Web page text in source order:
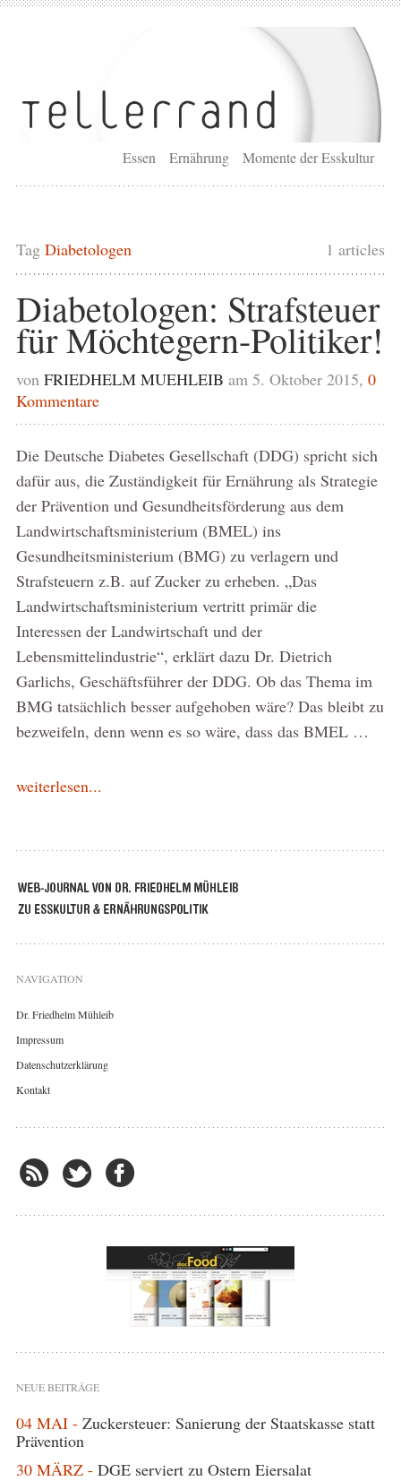
Essen Ernährung Momente der Esskultur
1 articles
Tag Diabetologen
Diabetologen: Strafsteuer
für Möchtegern-Politiker!
von FRIEDHELM MUEHLEIB am 5. Oktober 2015, 0
Kommentare
Die Deutsche Diabetes Gesellschaft (DDG) spricht sich
dafür aus, die Zuständigkeit für Ernährung als Strategie
der Prävention und Gesundheitsförderung aus dem
Landwirtschaftsministerium (BMEL) ins
Gesundheitsministerium (BMG) zu verlagern und
Strafsteuern z.B. auf Zucker zu erheben. „Das
Landwirtschaftsministerium vertritt primär die
Interessen der Landwirtschaft und der
Lebensmittelindustrie“, erklärt dazu Dr. Dietrich
Garlichs, Geschäftsführer der DDG. Ob das Thema im
BMG tatsächlich besser aufgehoben wäre? Das bleibt zu
bezweifeln, denn wenn es so wäre, dass das BMEL …
weiterlesen...
NAVIGATION
Dr. Friedhelm Mühleib
Impressum
Datenschutzerklärung
Kontakt
NEUE BEITRÄGE
04 MAI - Zuckersteuer: Sanierung der Staatskasse statt
Prävention
30 MÄRZ - DGE serviert zu Ostern Eiersalat